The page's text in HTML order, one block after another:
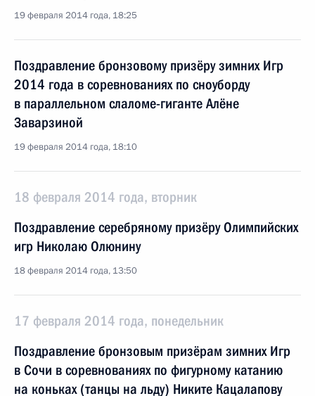
19 февраля 2014 года, 18:25
Поздравление бронзовому призёру зимних Игр
2014 года в соревнованиях по сноуборду
в параллельном слаломе-гиганте Алёне
Заварзиной
19 февраля 2014 года, 18:10
18 февраля 2014 года, вторник
Поздравление серебряному призёру Олимпийских
игр Николаю Олюнину
18 февраля 2014 года, 13:50
17 февраля 2014 года, понедельник
Поздравление бронзовым призёрам зимних Игр
в Сочи в соревнованиях по фигурному катанию
на коньках (танцы на льду) Никите Кацалапову